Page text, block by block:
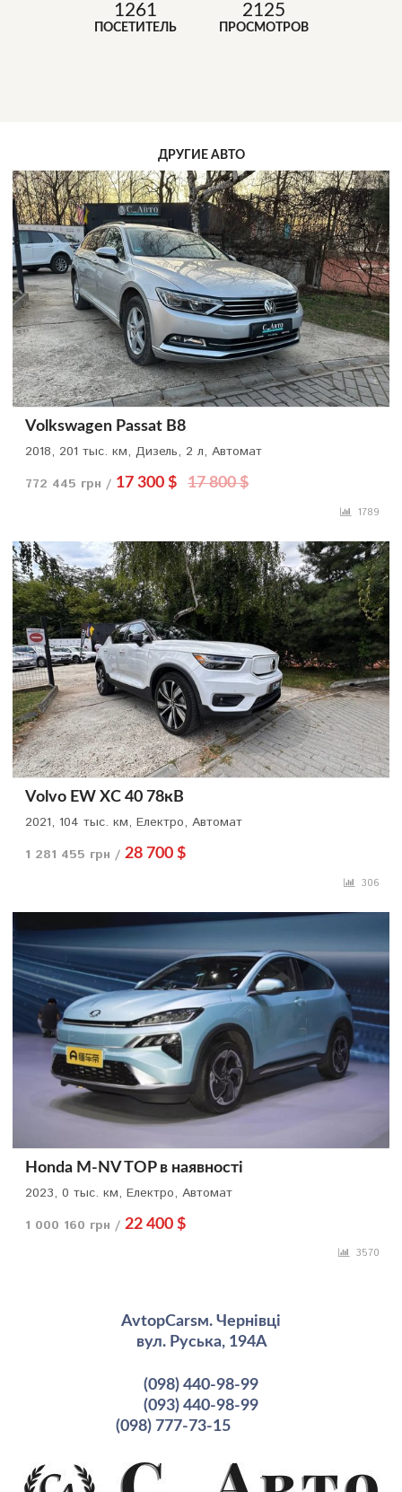
1261
ПОСЕТИТЕЛЬ
2125
ПРОСМОТРОВ
ДРУГИЕ АВТО
Volkswagen Passat B8
2018, 201 тыс. км, Дизель, 2 л, Автомат
772 445 грн / 17 300 $ 17 800 $
1789
Volvo EW XC 40 78кВ
2021, 104 тыс. км, Електро, Автомат
1 281 455 грн / 28 700 $
306
Honda M-NV TOP в наявності
2023, 0 тыс. км, Електро, Автомат
1 000 160 грн / 22 400 $
3570
AvtopCarsм. Чернівці
вул. Руська, 194А
(098) 440-98-99
(093) 440-98-99
(098) 777-73-15рмация